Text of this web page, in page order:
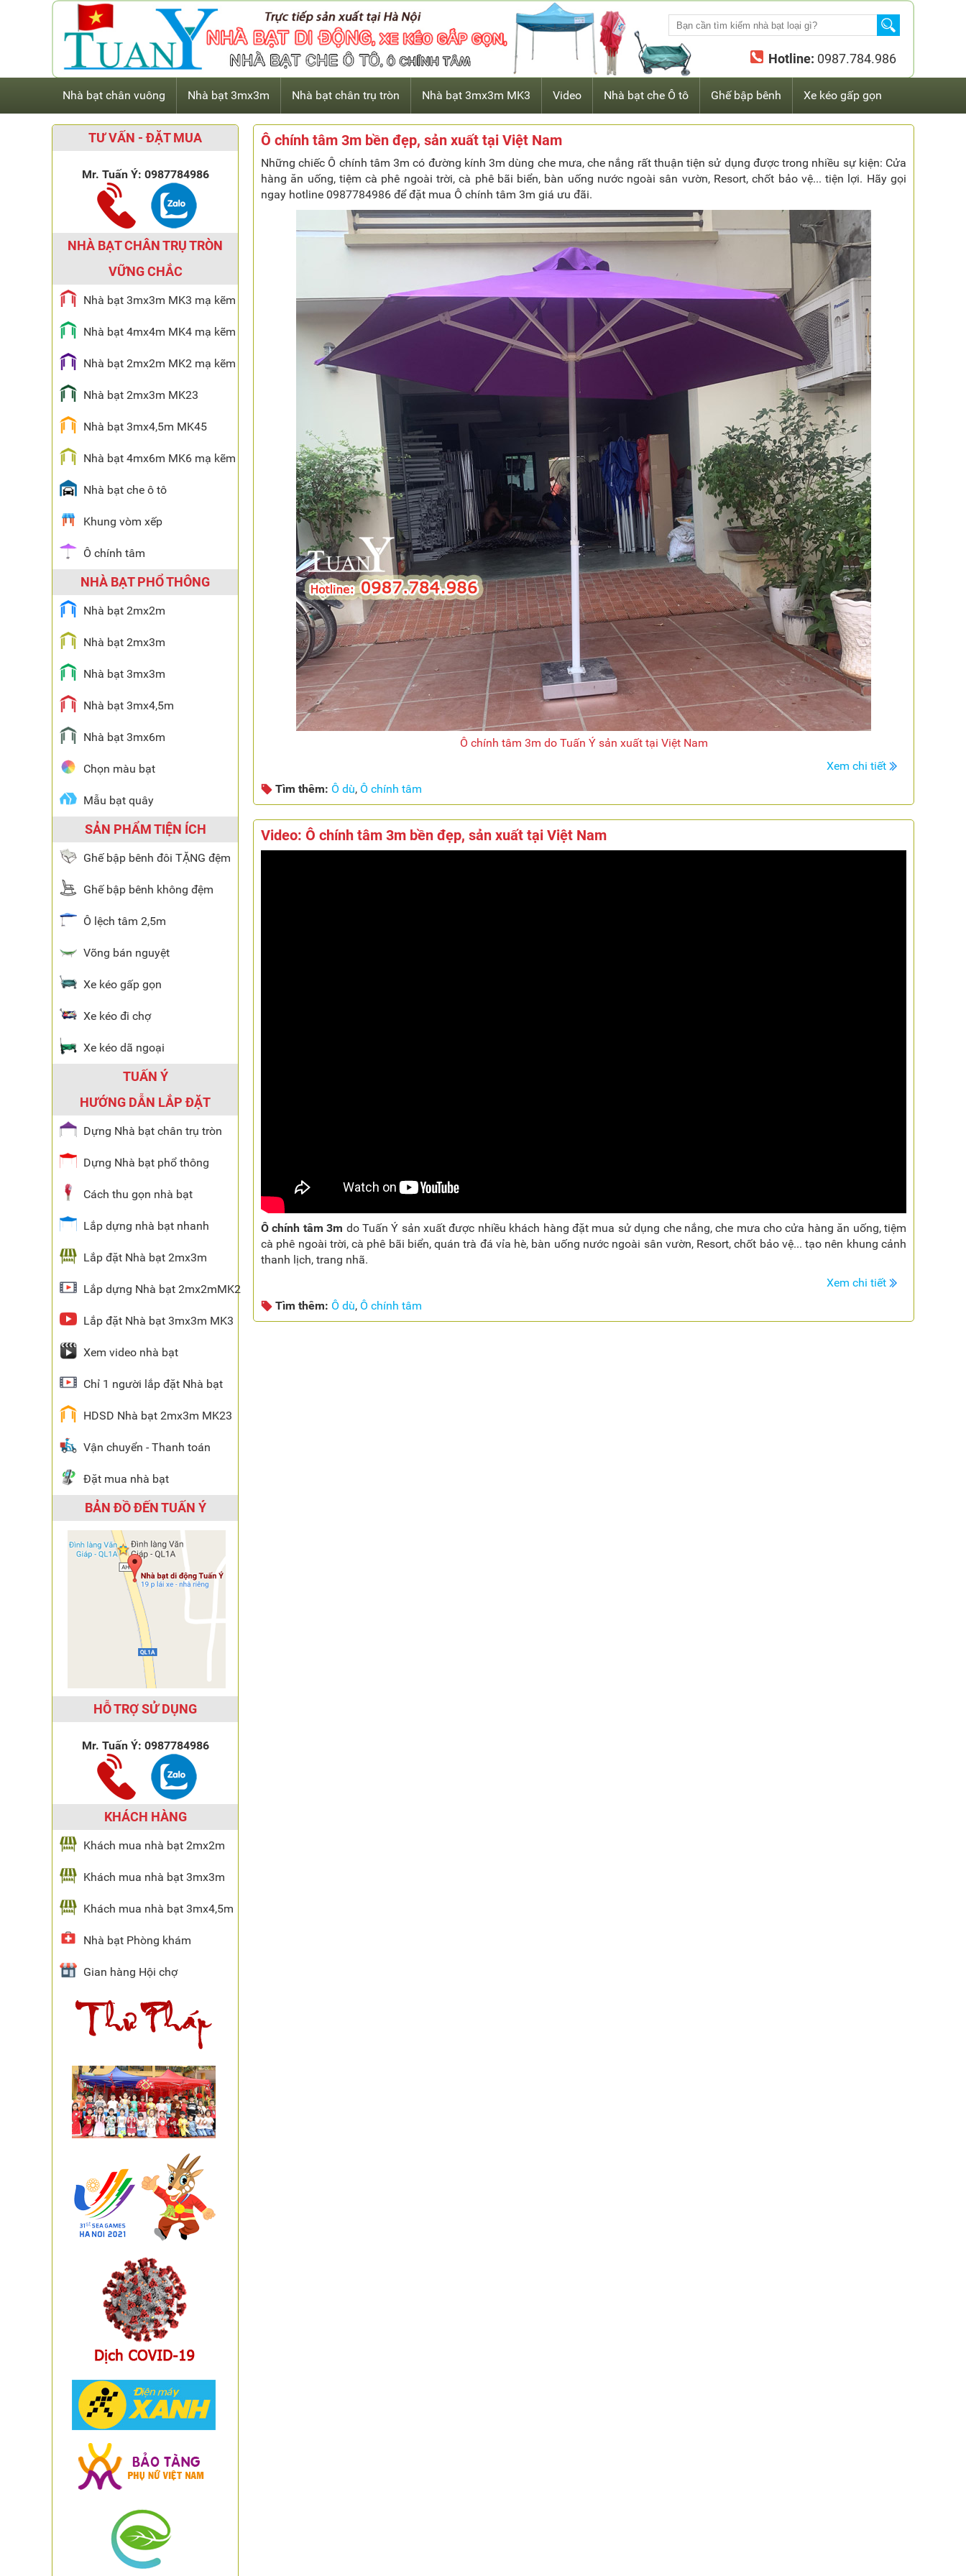
Hotline: 0987.784.986
Nhà bạt chân vuông Nhà bạt 3mx3m Nhà bạt chân trụ tròn Nhà bạt 3mx3m MK3 Video Nhà bạt che Ô tô Ghế bập bênh Xe kéo gấp gọn
Ô chính tâm 3m bền đẹp, sản xuất tại Việt Nam
Những chiếc Ô chính tâm 3m có đường kính 3m dùng che mưa, che nắng rất thuận tiện sử dụng được trong nhiều sự kiện: Cửa
hàng ăn uống, tiệm cà phê ngoài trời, cà phê bãi biển, bàn uống nước ngoài sân vườn, Resort, chốt bảo vệ... tiện lợi. Hãy gọi
ngay hotline 0987784986 để đặt mua Ô chính tâm 3m giá ưu đãi.
Ô chính tâm 3m do Tuấn Ý sản xuất tại Việt Nam
Xem chi tiết
Tìm thêm: Ô dù, Ô chính tâm
Video: Ô chính tâm 3m bền đẹp, sản xuất tại Việt Nam
Ô chính tâm 3m do Tuấn Ý sản xuất được nhiều khách hàng đặt mua sử dụng che nắng, che mưa cho cửa hàng ăn uống, tiệm
cà phê ngoài trời, cà phê bãi biển, quán trà đá vỉa hè, bàn uống nước ngoài sân vườn, Resort, chốt bảo vệ... tạo nên khung cảnh
thanh lịch, trang nhã.
Xem chi tiết
Tìm thêm: Ô dù, Ô chính tâm
TƯ VẤN - ĐẶT MUA
Mr. Tuấn Ý: 0987784986
NHÀ BẠT CHÂN TRỤ TRÒN
VỮNG CHẮC
Nhà bạt 3mx3m MK3 mạ kẽm
Nhà bạt 4mx4m MK4 mạ kẽm
Nhà bạt 2mx2m MK2 mạ kẽm
Nhà bạt 2mx3m MK23
Nhà bạt 3mx4,5m MK45
Nhà bạt 4mx6m MK6 mạ kẽm
Nhà bạt che ô tô
Khung vòm xếp
Ô chính tâm
NHÀ BẠT PHỔ THÔNG
Nhà bạt 2mx2m
Nhà bạt 2mx3m
Nhà bạt 3mx3m
Nhà bạt 3mx4,5m
Nhà bạt 3mx6m
Chọn màu bạt
Mẫu bạt quây
SẢN PHẨM TIỆN ÍCH
Ghế bập bênh đôi TẶNG đệm
Ghế bập bênh không đệm
Ô lệch tâm 2,5m
Võng bán nguyệt
Xe kéo gấp gọn
Xe kéo đi chợ
Xe kéo dã ngoại
TUẤN Ý
HƯỚNG DẪN LẮP ĐẶT
Dựng Nhà bạt chân trụ tròn
Dựng Nhà bạt phổ thông
Cách thu gọn nhà bạt
Lắp dựng nhà bạt nhanh
Lắp đặt Nhà bạt 2mx3m
Lắp dựng Nhà bạt 2mx2mMK2
Lắp đặt Nhà bạt 3mx3m MK3
Xem video nhà bạt
Chỉ 1 người lắp đặt Nhà bạt
HDSD Nhà bạt 2mx3m MK23
Vận chuyển - Thanh toán
Đặt mua nhà bạt
BẢN ĐỒ ĐẾN TUẤN Ý
HỖ TRỢ SỬ DỤNG
Mr. Tuấn Ý: 0987784986
KHÁCH HÀNG
Khách mua nhà bạt 2mx2m
Khách mua nhà bạt 3mx3m
Khách mua nhà bạt 3mx4,5m
Nhà bạt Phòng khám
Gian hàng Hội chợ